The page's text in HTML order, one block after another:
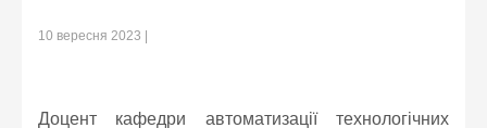
10 вересня 2023
Доцент кафедри автоматизації технологічних